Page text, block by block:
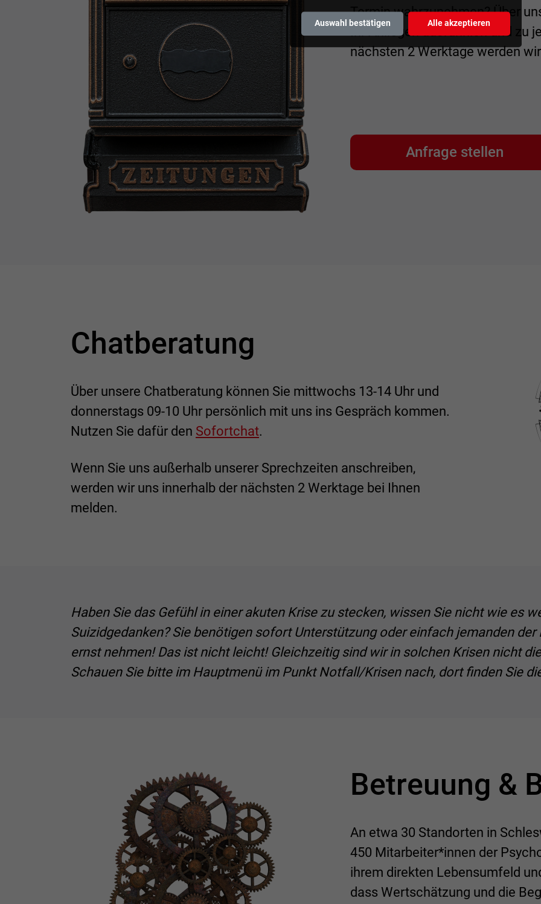
Auswahl bestätigen Alle akzeptieren
Termin wahrzunehmen? Über
Ihr Anliegen ausführlich und zu
nächsten 2 Werktage werden
Anfrage stellen
Chatberatung
Über unsere Chatberatung können Sie mittwochs 13-14 Uhr und
donnerstags 09-10 Uhr persönlich mit uns ins Gespräch kommen.
Nutzen Sie dafür den Sofortchat.
Wenn Sie uns außerhalb unserer Sprechzeiten anschreiben,
werden wir uns innerhalb der nächsten 2 Werktage bei Ihnen
melden.
Haben Sie das Gefühl in einer akuten Krise zu stecken, wissen Sie nicht wie es
Suizidgedanken? Sie benötigen sofort Unterstützung oder einfach jemanden der
ernst nehmen! Das ist nicht leicht! Gleichzeitig sind wir in solchen Krisen nicht
Schauen Sie bitte im Hauptmenü im Punkt Notfall/Krisen nach, dort finden Sie
Betreuung &
An etwa 30 Standorten in
450 Mitarbeiter*innen der
ihrem direkten Lebensumfeld
dass Wertschätzung und die